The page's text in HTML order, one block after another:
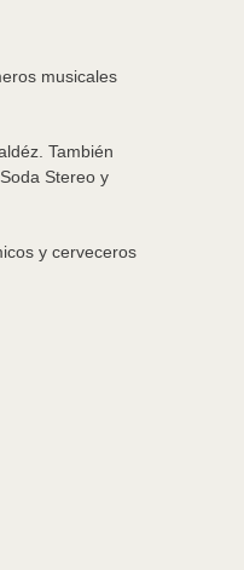
musicales
También
Stereo y
y cerveceros